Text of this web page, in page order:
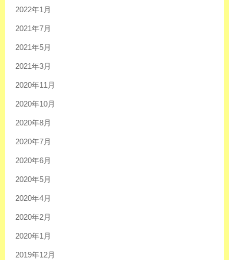
2022年1月
2021年7月
2021年5月
2021年3月
2020年11月
2020年10月
2020年8月
2020年7月
2020年6月
2020年5月
2020年4月
2020年2月
2020年1月
2019年12月